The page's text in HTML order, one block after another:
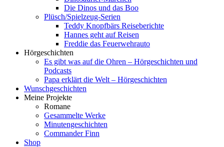
Die Dinos und das Boo
Plüsch/Spielzeug-Serien
Teddy Knopfbärs Reiseberichte
Hannes geht auf Reisen
Freddie das Feuerwehrauto
Hörgeschichten
Es gibt was auf die Ohren – Hörgeschichten und
Podcasts
Papa erklärt die Welt – Hörgeschichten
Wunschgeschichten
Meine Projekte
Romane
Gesammelte Werke
Minutengeschichten
Commander Finn
Shop